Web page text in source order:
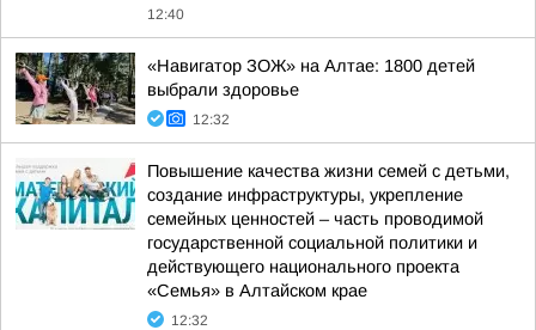
12:40
«Навигатор ЗОЖ» на Алтае: 1800 детей
выбрали здоровье
12:32
Повышение качества жизни семей с детьми,
создание инфраструктуры, укрепление
семейных ценностей – часть проводимой
государственной социальной политики и
действующего национального проекта
«Семья» в Алтайском крае
12:32